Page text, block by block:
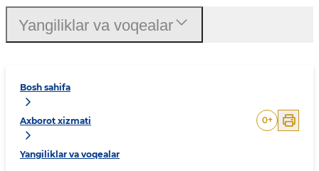
Bosh sahifa
Axborot xizmati
Yangiliklar va voqealar
0+
Yangiliklar va voqealar